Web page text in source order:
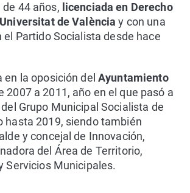
44 años, licenciada en Derecho
de València y con una
el Partido Socialista desde hace
en la oposición delAyuntamiento
2007 a 2011, año en el que pasó a
Grupo Municipal Socialista de
hasta 2019, siendo también
y concejal de Innovación,
del Área de Territorio,
Servicios Municipales.